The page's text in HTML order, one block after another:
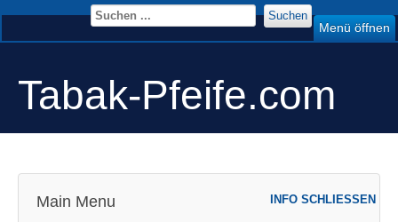
Tabak-Pfeife.com
Suchen
Menü öffnen
Main Menu INFO SCHLIESSEN